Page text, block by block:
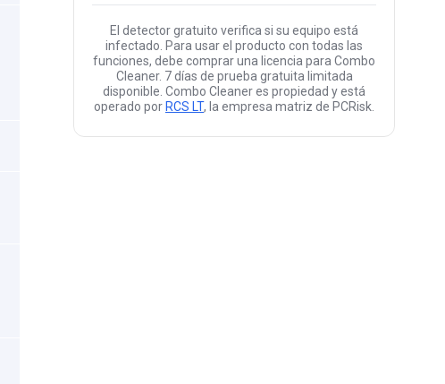
El detector gratuito verifica si su equipo está
infectado. Para usar el producto con todas las
funciones, debe comprar una licencia para Combo
Cleaner. 7 días de prueba gratuita limitada
disponible. Combo Cleaner es propiedad y está
operado por RCS LT, la empresa matriz de PCRisk.